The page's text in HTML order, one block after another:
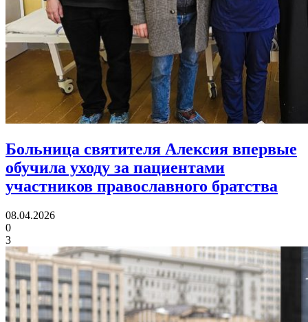
Больница святителя Алексия впервые
обучила уходу за пациентами
участников православного братства
08.04.2026
0
3